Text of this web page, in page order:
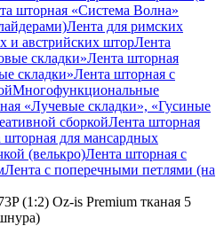
шторная «Система Волна»
Лента для римских
и австрийских шторЛента
складки»Лента шторная
складки»Лента шторная с
Многофункциональные
«Лучевые складки», «Гусиные
сборкойЛента шторная
шторная для мансардных
(велькро)Лента шторная с
Лента с поперечными петлями (на
(1:2) Oz-is Premium тканая 5